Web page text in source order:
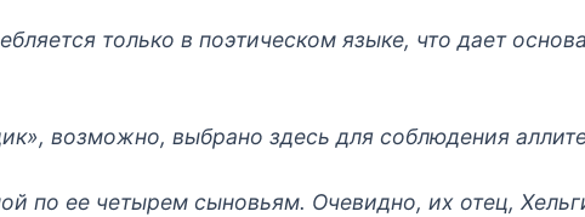
только в поэтическом языке, что дает
возможно, выбрано здесь для соблюдения
по ее четырем сыновьям. Очевидно, их отец,